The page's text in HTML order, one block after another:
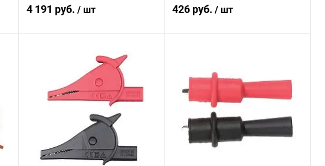
4 191 руб. / шт
В корзину
Купить в 1 клик Сравнение
Под заказ
426 руб./ шт
Купить в 1 клик
В избранное